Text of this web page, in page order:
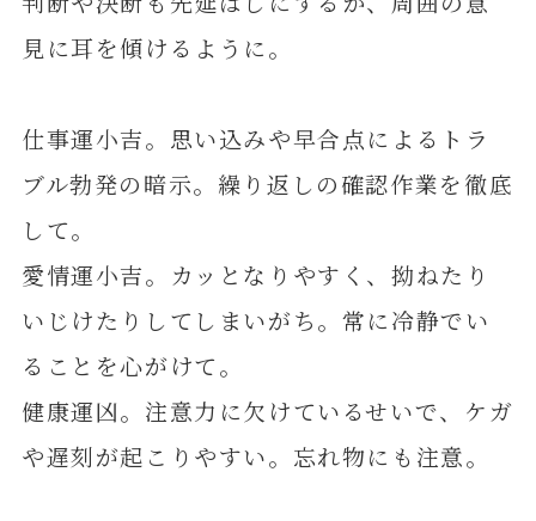
見に耳を傾けるように。
仕事運小吉。思い込みや早合点によるトラ
ブル勃発の暗示。繰り返しの確認作業を徹底
して。
愛情運小吉。カッとなりやすく、拗ねたり
いじけたりしてしまいがち。常に冷静でい
ることを心がけて。
健康運凶。注意力に欠けているせいで、ケガ
や遅刻が起こりやすい。忘れ物にも注意。